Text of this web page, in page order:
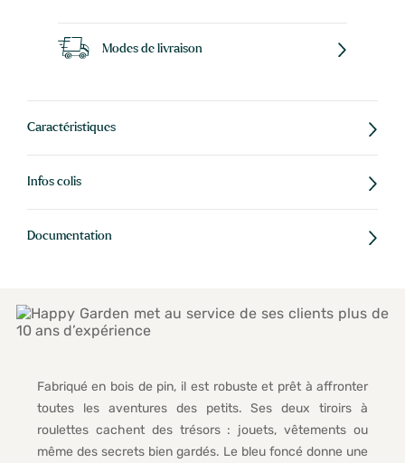
Modes de livraison
Caractéristiques
Infos colis
Documentation
Fabriqué en bois de pin, il est robuste et prêt à affronter
toutes les aventures des petits. Ses deux tiroirs à
roulettes cachent des trésors : jouets, vêtements ou
même des secrets bien gardés. Le bleu foncé donne une